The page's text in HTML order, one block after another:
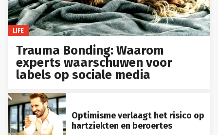
LIFE
Trauma Bonding: Waarom
experts waarschuwen voor
labels op sociale media
Optimisme verlaagt het risico op
hartziekten en beroertes